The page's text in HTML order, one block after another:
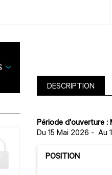
DESCRIPTION
Période d'ouverture :
Du 15 Mai 2026 - Au
POSITION